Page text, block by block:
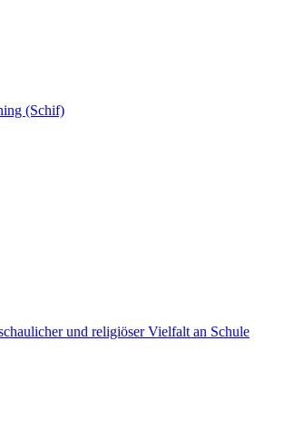
(Schif)
und religiöser Vielfalt an Schule